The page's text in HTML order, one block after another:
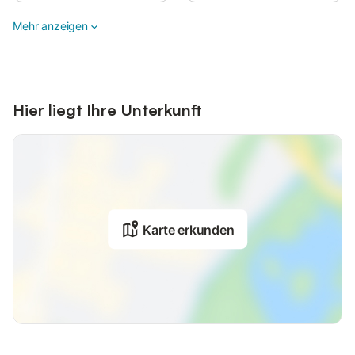
Mehr anzeigen
Hier liegt Ihre Unterkunft
Karte erkunden